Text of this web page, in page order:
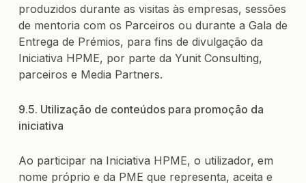
produzidos durante as visitas às empresas, sessões
de mentoria com os Parceiros ou durante a Gala de
Entrega de Prémios, para fins de divulgação da
Iniciativa HPME, por parte da Yunit Consulting,
parceiros e Media Partners.
9.5. Utilização de conteúdos para promoção da
iniciativa
Ao participar na Iniciativa HPME, o utilizador, em
nome próprio e da PME que representa, aceita e